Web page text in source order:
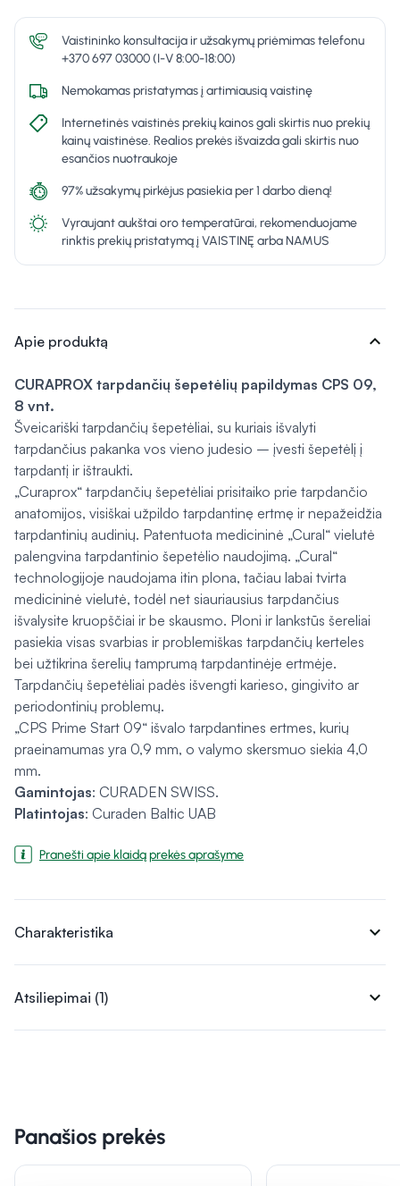
Vaistininko konsultacija ir užsakymų priėmimas telefonu
+370 697 03000 (I-V 8:00-18:00)
Nemokamas pristatymas į artimiausią vaistinę
Internetinės vaistinės prekių kainos gali skirtis nuo prekių
kainų vaistinėse. Realios prekės išvaizda gali skirtis nuo
esančios nuotraukoje
97% užsakymų pirkėjus pasiekia per 1 darbo dieną!
Vyraujant aukštai oro temperatūrai, rekomenduojame
rinktis prekių pristatymą į VAISTINĘ arba NAMUS
Apie produktą expand_more
CURAPROX tarpdančių šepetėlių papildymas CPS 09,
8 vnt.
Šveicariški tarpdančių šepetėliai, su kuriais išvalyti
tarpdančius pakanka vos vieno judesio – įvesti šepetėlį į
tarpdantį ir ištraukti.
„Curaprox“ tarpdančių šepetėliai prisitaiko prie tarpdančio
anatomijos, visiškai užpildo tarpdantinę ertmę ir nepažeidžia
tarpdantinių audinių. Patentuota medicininė „Cural“ vielutė
palengvina tarpdantinio šepetėlio naudojimą. „Cural“
technologijoje naudojama itin plona, tačiau labai tvirta
medicininė vielutė, todėl net siauriausius tarpdančius
išvalysite kruopščiai ir be skausmo. Ploni ir lankstūs šereliai
pasiekia visas svarbias ir problemiškas tarpdančių kerteles
bei užtikrina šerelių tamprumą tarpdantinėje ertmėje.
Tarpdančių šepetėliai padės išvengti karieso, gingivito ar
periodontinių problemų.
„CPS Prime Start 09“ išvalo tarpdantines ertmes, kurių
praeinamumas yra 0,9 mm, o valymo skersmuo siekia 4,0
mm.
Gamintojas: CURADEN SWISS.
Platintojas: Curaden Baltic UAB
Pranešti apie klaidą prekės aprašyme
Charakteristika expand_more
Atsiliepimai (1) expand_more
Panašios prekės